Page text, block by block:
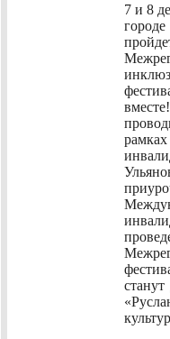
7 и 8